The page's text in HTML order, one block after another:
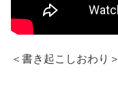
＜書き起こしおわり＞